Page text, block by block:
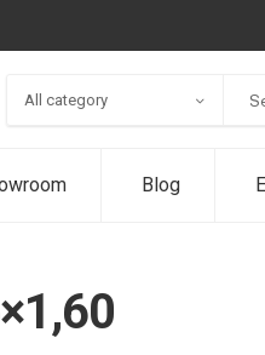
All category
Blog